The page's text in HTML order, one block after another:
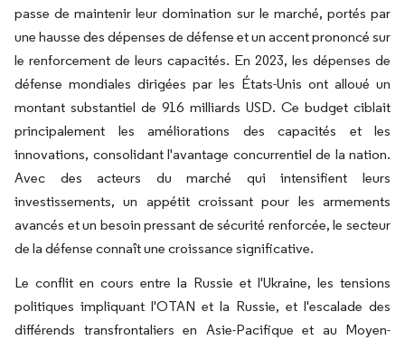
passe de maintenir leur domination sur le marché, portés par
une hausse des dépenses de défense et un accent prononcé sur
le renforcement de leurs capacités. En 2023, les dépenses de
défense mondiales dirigées par les États-Unis ont alloué un
montant substantiel de 916 milliards USD. Ce budget ciblait
principalement les améliorations des capacités et les
innovations, consolidant l'avantage concurrentiel de la nation.
Avec des acteurs du marché qui intensifient leurs
investissements, un appétit croissant pour les armements
avancés et un besoin pressant de sécurité renforcée, le secteur
de la défense connaît une croissance significative.
Le conflit en cours entre la Russie et l'Ukraine, les tensions
politiques impliquant l'OTAN et la Russie, et l'escalade des
différends transfrontaliers en Asie-Pacifique et au Moyen-